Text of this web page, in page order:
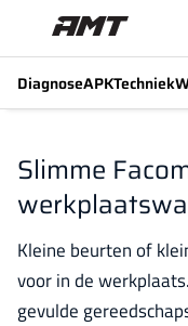
DiagnoseAPKTechniek
Slimme
Kleine beurten of
voor in de
gevulde